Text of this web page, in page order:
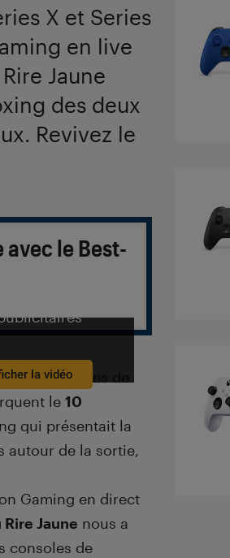
X et Series
en live
Jaune
des deux
Revivez le
le Best-
la vidéo
consoles de
le 10
qui présentait la
autour de la sortie,
Gaming en direct
Jaune nous a
consoles de